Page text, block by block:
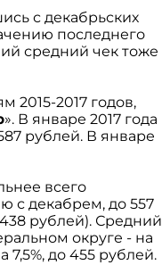
с декабрьских
последнего
средний чек тоже
2015-2017 годов,
». В январе 2017 года
рублей. В январе
всего
с декабрем, до 557
438 рублей). Средний
округе - на
7,5%, до 455 рублей.